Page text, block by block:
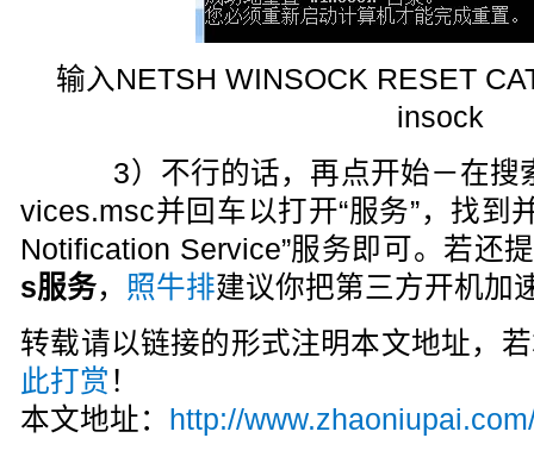
输入NETSH WINSOCK RESET
insock
3）不行的话，再点开始－在搜
vices.msc并回车以打开“服务”，找到
Notification Service”服务即可。若还
s服务， 照牛排建议你把第三方开机加
转载请以链接的形式注明本文地址，
此打赏 ！
本文地址：
http://